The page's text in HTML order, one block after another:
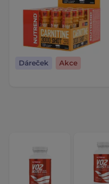
Dáreček Akce